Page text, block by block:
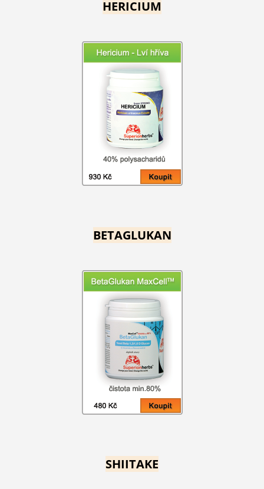
HERICIUM
BETAGLUKAN
SHIITAKE